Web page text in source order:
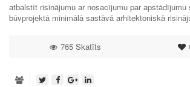
atbalstīt risinājumu ar nosacījumu par apstādījumu
būvprojektā minimālā sastāvā arhitektoniskā
765 Skatīts